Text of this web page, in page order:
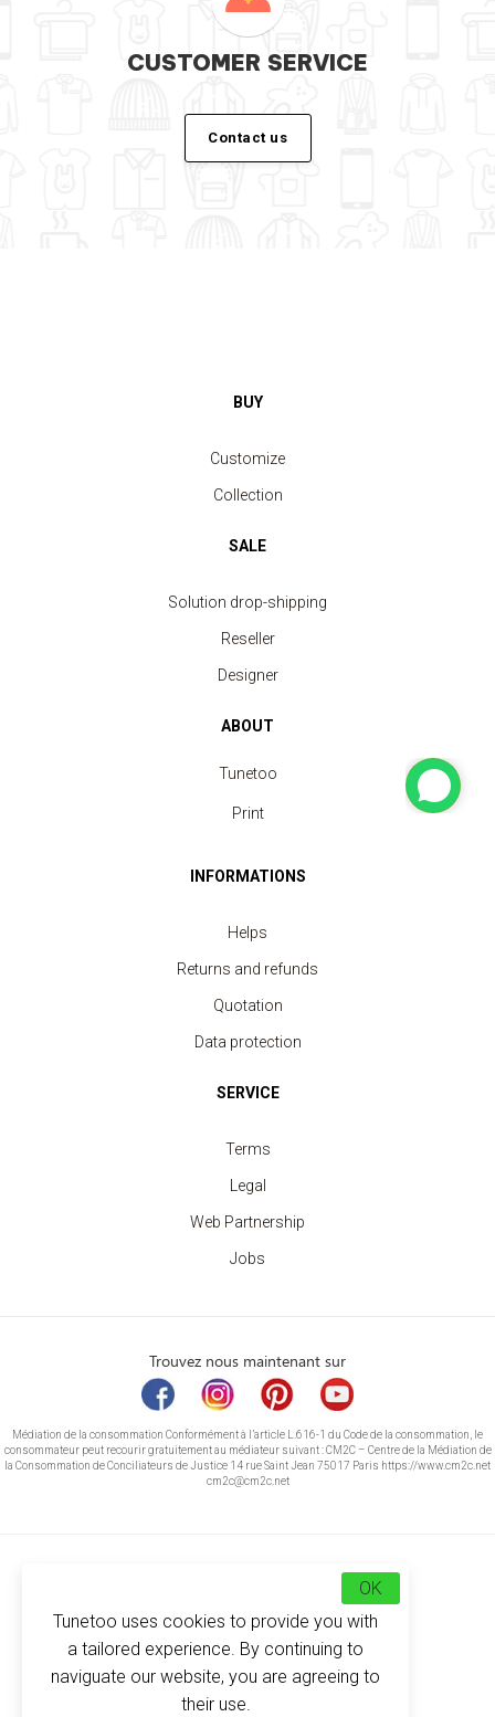
CUSTOMER SERVICE
Contact us
BUY
Customize
Collection
SALE
Solution drop-shipping
Reseller
Designer
ABOUT
Tunetoo
Print
INFORMATIONS
Helps
Returns and refunds
Quotation
Data protection
SERVICE
Terms
Legal
Web Partnership
Jobs
Trouvez nous maintenant sur
Médiation de la consommation Conformément à l’article L.616-1 du Code de la consommation, le
consommateur peut recourir gratuitement au médiateur suivant : CM2C – Centre de la Médiation de
la Consommation de Conciliateurs de Justice 14 rue Saint Jean 75017 Paris https://www.cm2c.net
cm2c@cm2c.net
© Copyright 2026
Tunetoo uses cookies to provide you with
a tailored experience. By continuing to
naviguate our website, you are agreeing to
their use.
OK